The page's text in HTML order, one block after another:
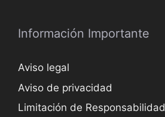
Información Importante
Aviso legal
Aviso de privacidad
Limitación de Responsabilidad